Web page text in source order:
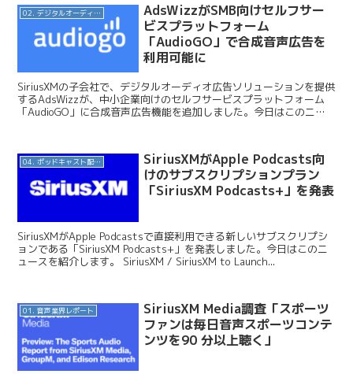
02. デジタルオーディオ広告（音声広告）
AdsWizzがSMB向けセルフサー
ビスプラットフォーム
「AudioGO」で合成音声広告を
利用可能に
SiriusXMの子会社で、デジタルオーディオ広告ソリューションを提供
するAdsWizzが、中小企業向けのセルフサービスプラットフォーム
「AudioGO」に合成音声広告機能を追加しました。今日はこのニュ
04. ポッドキャスト配信・制作等
SiriusXMがApple Podcasts向
けのサブスクリプションプラン
「SiriusXM Podcasts+」を発表
SiriusXMがApple Podcastsで直接利用できる新しいサブスクリプシ
ョンである「SiriusXM Podcasts+」を発表しました。今日はこのニ
ュースを紹介します。 SiriusXM / SiriusXM to Launch...
01. 音声業界レポート
SiriusXM Media調査「スポーツ
ファンは毎日音声スポーツコンテ
ンツを90 分以上聴く」